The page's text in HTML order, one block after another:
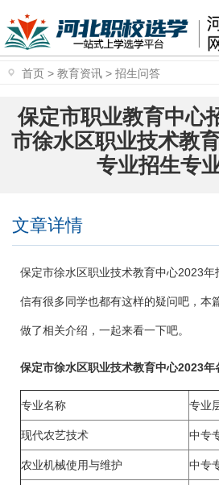
首页 > 教育资讯 > 招生问答
保定市职业教育中心
市徐水区职业技术教
专业招生专
文章详情
保定市徐水区职业技术教育中心2023
信有很多同学也都有这样的疑问吧，本
做了相关介绍，一起来看一下吧。
保定市徐水区职业技术教育中心2023年
专业名称 专业
现代农艺技术 中专
农业机械使用与维护 中专